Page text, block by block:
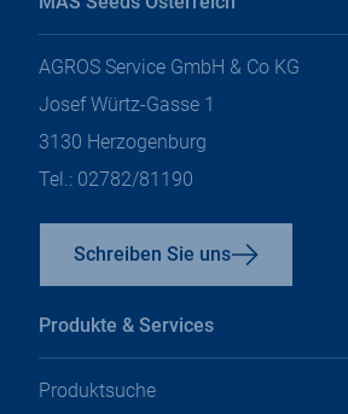
öffnen
öffnen
öffnenöffnen
AGROS Service GmbH & Co KG
Josef Würtz-Gasse 1
3130 Herzogenburg
Tel.: 02782/81190
Schreiben Sie uns
Produkte & Services
Produktsuche